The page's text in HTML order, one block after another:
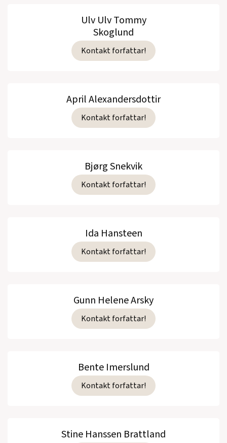
Ulv Ulv Tommy
Skoglund
Kontakt forfattar!
April Alexandersdottir
Kontakt forfattar!
Bjørg Snekvik
Kontakt forfattar!
Ida Hansteen
Kontakt forfattar!
Gunn Helene Arsky
Kontakt forfattar!
Bente Imerslund
Kontakt forfattar!
Stine Hanssen Brattland